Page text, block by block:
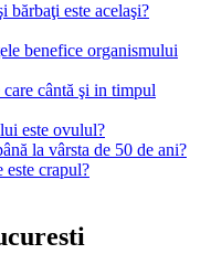
este acelaşi?
benefice organismului
cântă şi in timpul
este ovulul?
la vârsta de 50 de ani?
crapul?